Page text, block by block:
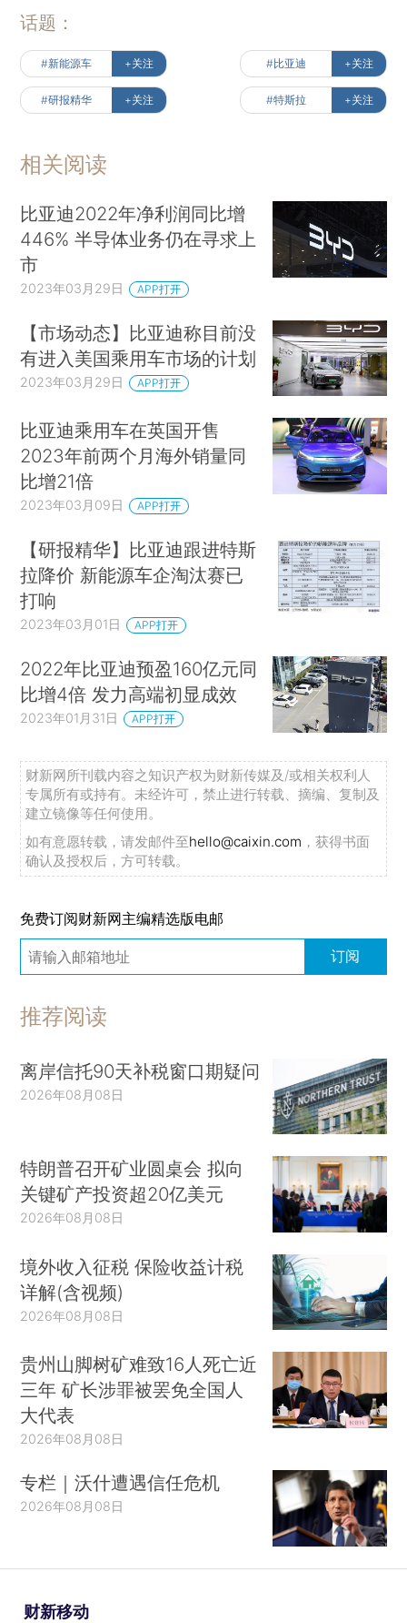
话题：
#新能源车 +关注 #比亚迪 +关注
#研报精华 +关注 #特斯拉 +关注
相关阅读
比亚迪2022年净利润同比增
446% 半导体业务仍在寻求上
市
2023年03月29日 APP打开
【市场动态】比亚迪称目前没
有进入美国乘用车市场的计划
2023年03月29日 APP打开
比亚迪乘用车在英国开售
2023年前两个月海外销量同
比增21倍
2023年03月09日 APP打开
【研报精华】比亚迪跟进特斯
拉降价 新能源车企淘汰赛已
打响
2023年03月01日 APP打开
2022年比亚迪预盈160亿元同
比增4倍 发力高端初显成效
2023年01月31日 APP打开
财新网所刊载内容之知识产权为财新传媒及/或相关权利人
专属所有或持有。未经许可，禁止进行转载、摘编、复制及
建立镜像等任何使用。
如有意愿转载，请发邮件至hello@caixin.com ，获得书面
确认及授权后，方可转载。
免费订阅财新网主编精选版电邮
订阅
推荐阅读
离岸信托90天补税窗口期疑问
2026年08月08日
特朗普召开矿业圆桌会 拟向
关键矿产投资超20亿美元
2026年08月08日
境外收入征税 保险收益计税
详解(含视频)
2026年08月08日
贵州山脚树矿难致16人死亡近
三年 矿长涉罪被罢免全国人
大代表
2026年08月08日
专栏｜沃什遭遇信任危机
2026年08月08日
财新移动